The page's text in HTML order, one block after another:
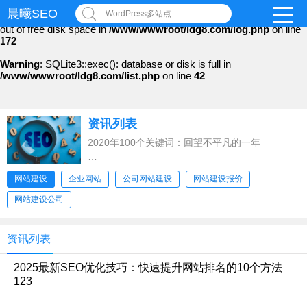
Warning: file_put_contents(): Only -1 of 97 bytes written, possibly
out of free disk space in/www/wwwroot/ldg8.com/log.phpon line
172
Warning: SQLite3::exec(): database or disk is full in
/www/wwwroot/ldg8.com/list.php on line 42
晨曦SEO WordPress多站点
资讯列表
2020年100个关键词：回望不平凡的一年
2020年，注定是被历史铭记的一年。这
网站建设 企业网站 公司网站建设 网站建设报价
网站建设公司
资讯列表
2025最新SEO优化技巧：快速提升网站排名的10个方法
123